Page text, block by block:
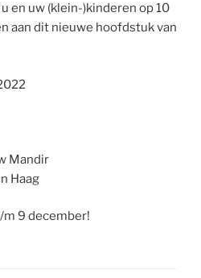
en uw (klein-)kinderen op 10
aan dit nieuwe hoofdstuk van
Mandir
Haag
m 9 december!